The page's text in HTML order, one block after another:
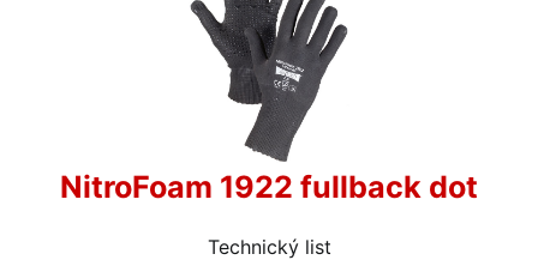
NitroFoam 1922 fullback dot
Technický list